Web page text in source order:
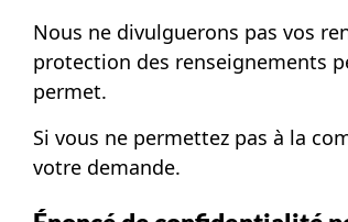
Nous ne divulguerons pas vos
protection des renseignements
permet.
Si vous ne permettez pas à la
votre demande.